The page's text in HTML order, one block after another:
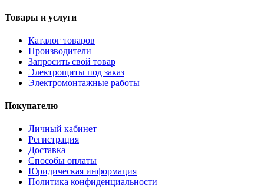
Товары и услуги
Каталог товаров
Производители
Запросить свой товар
Электрощиты под заказ
Электромонтажные работы
Покупателю
Личный кабинет
Регистрация
Доставка
Способы оплаты
Юридическая информация
Политика конфиденциальности